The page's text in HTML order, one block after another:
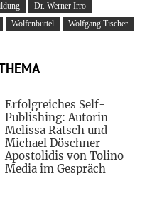
Dr. Werner Irro
Wolfenbüttel Wolfgang Tischer
Erfolgreiches Self-
Publishing: Autorin
Melissa Ratsch und
Michael Döschner-
Apostolidis von Tolino
Media im Gespräch